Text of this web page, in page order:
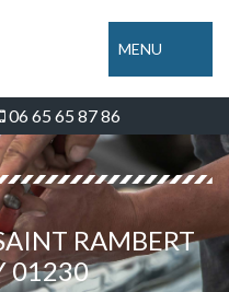
MENU
06 65 65 87 86
RAMBERT
01230